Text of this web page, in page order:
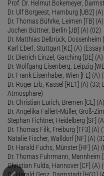
Prof. Dr. Helmut Bokemeyer,
Dr. Ulf Borgeest, Hamburg [UB2]
Dr. Thomas Bührke, Leimen [TB]
Jochen Büttner, Berlin [JB] (A) (02)
Dr. Matthias Delbrück, Dossenheim
Karl Eberl, Stuttgart [KE] (A)
Dr. Dietrich Einzel, Garching [DE]
Dr. Wolfgang Eisenberg, Leipzig
Dr. Frank Eisenhaber, Wien [FE] (A)
Dr. Roger Erb, Kassel [RE1] (A)
Atmosphäre)
Dr. Christian Eurich, Bremen [CE]
Dr. Angelika Fallert-Müller, Groß-
Stephan Fichtner, Heidelberg [SF]
Dr. Thomas Filk, Freiburg [TF3] (A)
Natalie Fischer, Walldorf [NF] (A)
Dr. Harald Fuchs, Münster [HF] (A)
Dr. Thomas Fuhrmann, Mannheim
Christian Fulda, Hannover [CF] (A)
Dr. Harald Genz, Darmstadt [HG1]